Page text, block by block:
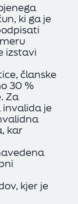
ki ga je
izstavi
članske
30 %
Za
je
kar
kjer je